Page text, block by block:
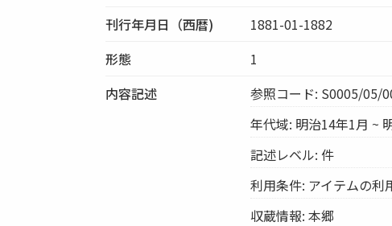
刊行年月日（西暦)
1881-01-1882
形態
1
内容記述
参照コード: S0005/05/
年代域: 明治14年1月 ~
記述レベル: 件
利用条件: アイテムの利
収蔵情報: 本郷